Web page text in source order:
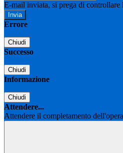
E-mail inviata, si prega di controllare
Errore
Chiudi
Successo
Chiudi
Informazione
Chiudi
Attendere...
Attendere il completamento